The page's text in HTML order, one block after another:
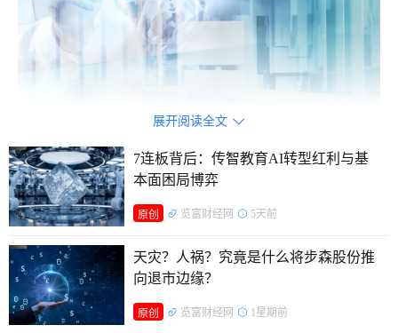
依托独家代理默沙东HPV疫苗，崛起并坐稳国内民营疫苗
龙头宝座的智飞生物，曾凭借稳定的货源、爆发式的营收增
长，斩获“疫苗代理大王”盛名，巅峰时期凭借单一HPV疫苗赛
道就撑起千亿市值。
如今，疫苗“潮水”退去，直接击穿了公司盈利底盘，褪去
时代红利加持的智飞生物，在业绩说明会上被反复诘问。面对
展开阅读全文 
7连板背后：传智教育AI转型红利与基
本面困局博弈
原创 览富财经网 5天前
天灾？人祸？究竟是什么将步森股份推
向退市边缘？
原创 览富财经网 1星期前